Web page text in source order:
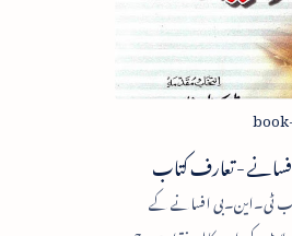
- تعارف کتاب
ٹی۔این۔بی افسانے کے